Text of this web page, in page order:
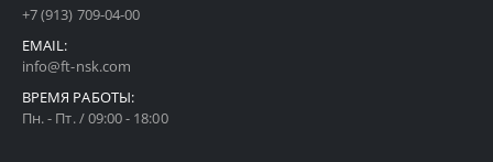
+7 (913) 709-04-00
EMAIL:
info@ft-nsk.com
ВРЕМЯ РАБОТЫ:
Пн. - Пт. / 09:00 - 18:00